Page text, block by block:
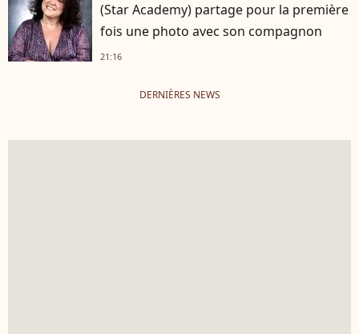
(Star Academy) partage pour la première
fois une photo avec son compagnon
21:16
DERNIÈRES NEWS